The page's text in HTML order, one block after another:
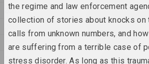
2001
1998
Екатерина Гейдука
Размножение
Солнечной
2025, скульптура
Екатерина Гейдука
the regime and law enforcement
collection of stories about knocks on
calls from unknown numbers, and
are suffering from a terrible case of
stress disorder. As long as this